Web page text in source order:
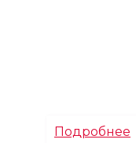
Подробнее